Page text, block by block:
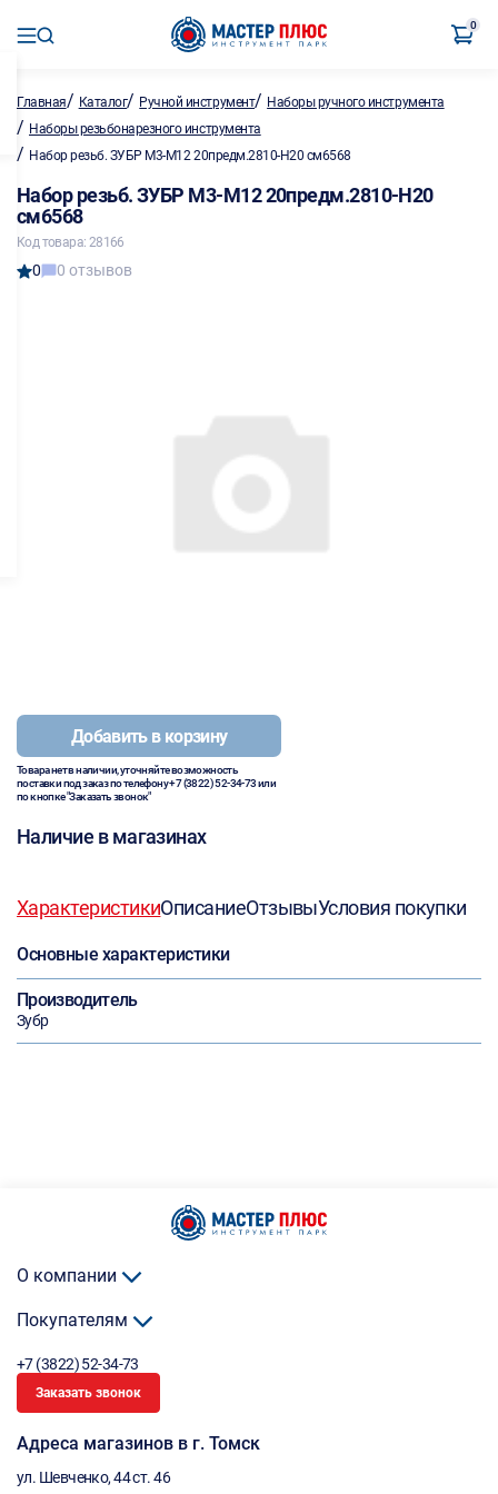
0
Главная/ Каталог/ Ручной инструмент/ Наборы ручного инструмента
/ Наборы резьбонарезного инструмента
/ Набор резьб. ЗУБР М3-М12 20предм.2810-H20 см6568
Набор резьб. ЗУБР М3-М12 20предм.2810-H20
см6568
Код товара: 28166
0 0 отзывов
Добавить в корзину
Товара нет в наличии, уточняйте возможность
поставки под заказ по телефону+7 (3822) 52-34-73или
по кнопке "Заказать звонок"
Наличие в магазинах
ХарактеристикиОписаниеОтзывыУсловия покупки
Основные характеристики
Производитель
Зубр
О компании
Покупателям
+7 (3822) 52-34-73
Заказать звонок
Адреса магазинов в г. Томск
ул. Шевченко, 44 ст. 46